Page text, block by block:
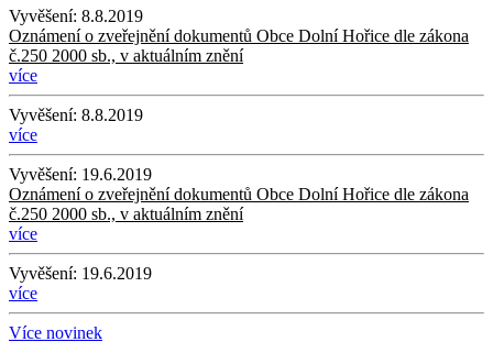
Vyvěšení: 8.8.2019
Oznámení o zveřejnění dokumentů Obce Dolní Hořice dle zákona
č.250 2000 sb., v aktuálním znění
více
Vyvěšení: 8.8.2019
více
Vyvěšení: 19.6.2019
Oznámení o zveřejnění dokumentů Obce Dolní Hořice dle zákona
č.250 2000 sb., v aktuálním znění
více
Vyvěšení: 19.6.2019
více
Více novinek